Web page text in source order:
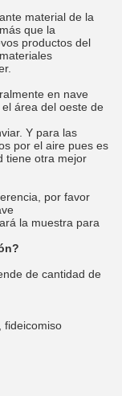
material de la
que la
productos del
en nave
área del oeste de
Y para las
por el aire pues es
tiene otra mejor
por favor
la muestra para
de cantidad de
fideicomiso